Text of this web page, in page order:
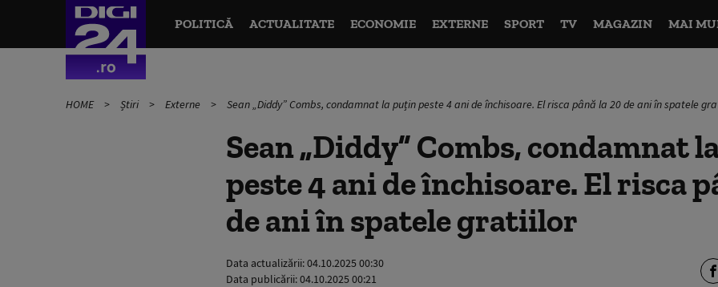
POLITICĂ ACTUALITATE ECONOMIE EXTERNE SPORT TV MAGAZIN MAI
HOME Știri Externe Sean „Diddy” Combs, condamnat la puțin peste 4 ani de închisoare. El risca până la 20 de ani în spatele
Sean „Diddy” Combs, condamnat
peste 4 ani de închisoare. El risca
de ani în spatele gratiilor
Data actualizării:04.10.2025 00:30
Data publicării:04.10.2025 00:21